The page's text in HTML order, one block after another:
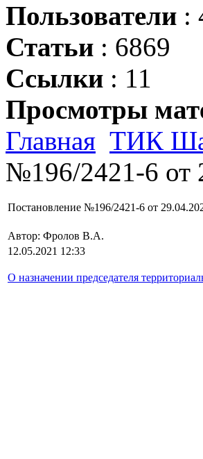
Пользователи :
Статьи : 6869
Ссылки : 11
Просмотры
Главная ТИК
№196/2421-6 от
Постановление №196/2421-6 от
Автор: Фролов В.А.
12.05.2021 12:33
О назначении председателя